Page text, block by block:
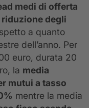
medi di offerta
riduzione degli
a quanto
dell’anno. Per
euro, durata 20
la media
mutui a tasso
mentre la media